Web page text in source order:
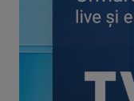
Spectacol total la